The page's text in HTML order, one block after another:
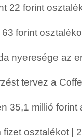
22 forint
forint
nyeresége az
tervez a
35,1 millió
osztalékot |